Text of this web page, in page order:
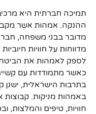
תמיכה חברתית היא
ההנקה. אמהות אשר
מדובר בבני משפחה,
מדווחות על חוויות
לספק לאמהות את
כאשר מתמודדות עם
בתרבות הישראלית, ישנן
באמהות מניקות. קבוצות
חוויות, טיפים והמלצות,